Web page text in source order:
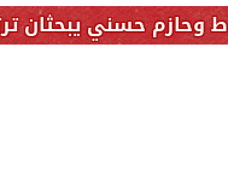
ترتيبات إطلاق